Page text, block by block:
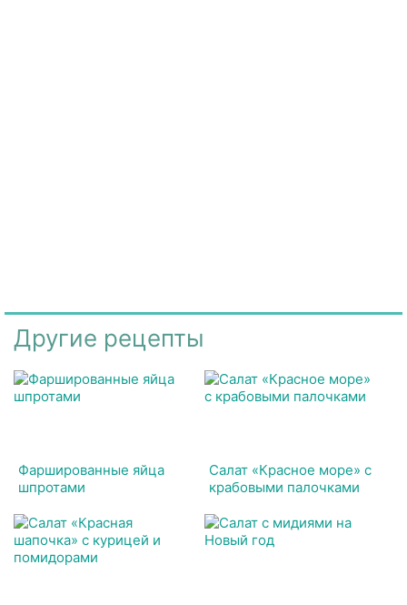
Другие рецепты
Фаршированные яйца
шпротами
Салат «Красное море» с
крабовыми палочками